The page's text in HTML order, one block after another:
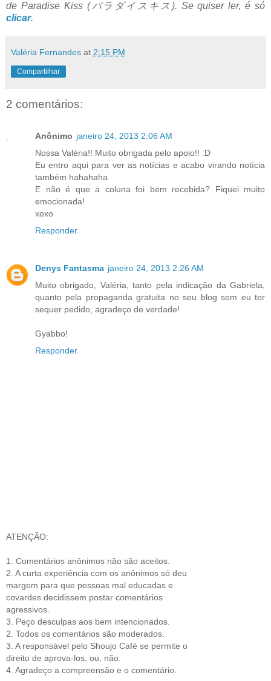
de Paradise Kiss (パラダイスキス). Se quiser ler, é só
clicar.
Valéria Fernandes at 2:15 PM
Compartilhar
2 comentários:
Anônimo janeiro 24, 2013 2:06 AM
Nossa Valéria!! Muito obrigada pelo apoio!! :D
Eu entro aqui para ver as notícias e acabo virando notícia
também hahahaha
E não é que a coluna foi bem recebida? Fiquei muito
emocionada!
xoxo
Responder
Denys Fantasma janeiro 24, 2013 2:26 AM
Muito obrigado, Valéria, tanto pela indicação da Gabriela,
quanto pela propaganda gratuita no seu blog sem eu ter
sequer pedido, agradeço de verdade!
Gyabbo!
Responder
ATENÇÃO:
1. Comentários anônimos não são aceitos.
2. A curta experiência com os anônimos só deu
margem para que pessoas mal educadas e
covardes decidissem postar comentários
agressivos.
3. Peço desculpas aos bem intencionados.
2. Todos os comentários são moderados.
3. A responsável pelo Shoujo Café se permite o
direito de aprova-los, ou, não.
4. Agradeço a compreensão e o comentário.